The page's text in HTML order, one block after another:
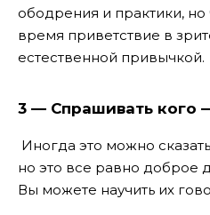
ободрения и практики,
время приветствие в
естественной привычкой.
3 — Спрашивать кого
Иногда это можно
но это все равно доброе
Вы можете научить их